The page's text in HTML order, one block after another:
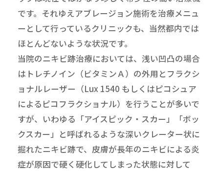
です。それゆえアブレージョン施術を治療メニュ
ーとして行っているクリニックも、当然都内では
ほとんどないような状況です。
当院のニキビ跡治療においては、浅い凹凸の場合
はトレチノイン（ビタミンＡ）の外用とフラクシ
ョナルレーザー（Lux 1540 もしくはピコシュア
によるピコフラクショナル）を行うことが多いで
すが、いわゆる「アイスピック・スカー」「ボッ
クスカー」と呼ばれるような深いクレーター状に
掘れたニキビ跡で、皮膚が長年のニキビによる炎
症が原因で硬く硬化してしまった状態に対して